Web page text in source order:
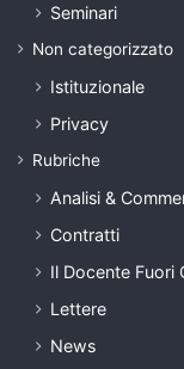
Seminari
Non categorizzato
Istituzionale
Privacy
Rubriche
Analisi &
Contratti
Il Docente Fuori
Lettere
News